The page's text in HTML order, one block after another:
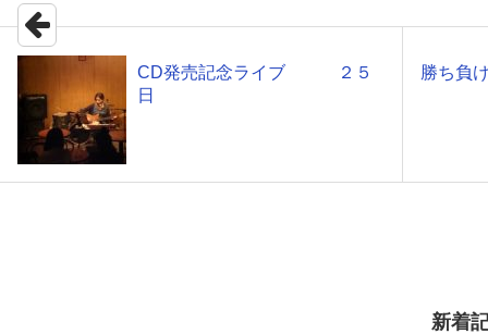
CD発売記念ライブ ２５
日
勝ち負
新着